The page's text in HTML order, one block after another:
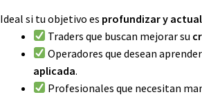
Ideal si tu objetivo es profundizar y
Traders que buscan mejorar su
Operadores que desean
aplicada.
Profesionales que necesitan